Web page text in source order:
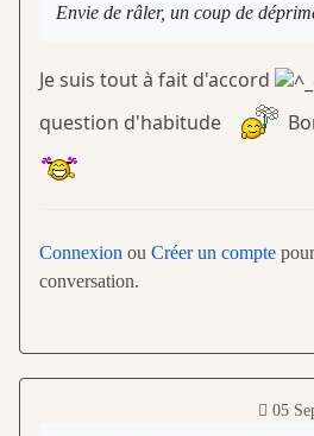
Envie de râler, un coup de
Je suis tout à fait d'accord
question d'habitude
Connexion ou Créer un compte
conversation.
05